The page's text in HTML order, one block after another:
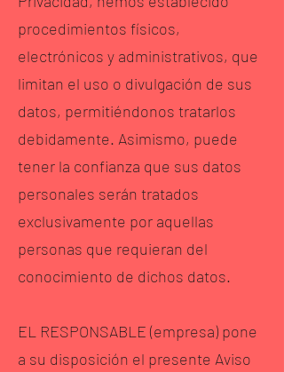
procedimientos físicos,
electrónicos y administrativos, que
limitan el uso o divulgación de sus
datos, permitiéndonos tratarlos
debidamente. Asimismo, puede
tener la confianza que sus datos
personales serán tratados
exclusivamente por aquellas
personas que requieran del
conocimiento de dichos datos.
EL RESPONSABLE (empresa) pone
a su disposición el presente Aviso